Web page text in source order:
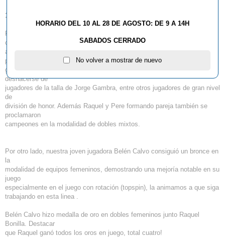
13.05.2013
Pere Navarro y Raquel Bonilla jugadores ZonaTT se proclaman
campeones gallegos
absolutos por segundo año consecutivo. Raquel resolvió todos sus
partidos con una
gran superioridad y regularidad, mientras que Pere Navarro tuvo que
deshacerse de
jugadores de la talla de Jorge Gambra, entre otros jugadores de gran nivel
de
división de honor. Además Raquel y Pere formando pareja también se
proclamaron
campeones en la modalidad de dobles mixtos.
Por otro lado, nuestra joven jugadora Belén Calvo consiguió un bronce en
la
modalidad de equipos femeninos, demostrando una mejoría notable en su
juego
especialmente en el juego con rotación (topspin), la animamos a que siga
trabajando en esta linea .
Belén Calvo hizo medalla de oro en dobles femeninos junto Raquel
Bonilla. Destacar
que Raquel ganó todos los oros en juego, total cuatro!
HORARIO DEL 10 AL 28 DE AGOSTO: DE 9 A 14H
SABADOS CERRADO
No volver a mostrar de nuevo